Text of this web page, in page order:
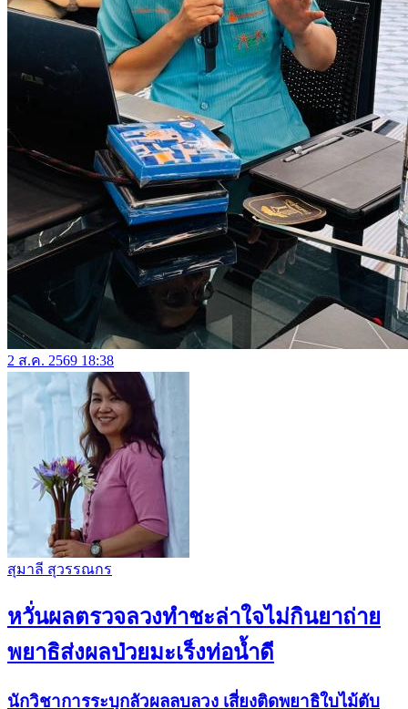
2 ส.ค. 2569 18:38
สุมาลี สุวรรณกร
หวั่นผลตรวจลวงทำชะล่าใจไม่กินยาถ่าย
พยาธิส่งผลป่วยมะเร็งท่อน้ำดี
นักวิชาการระบุกลัวผลลบลวง เสี่ยงติดพยาธิใบไม้ตับ